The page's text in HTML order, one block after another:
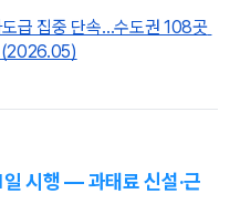
도급 집중 단속…수도권 108곳
(2026.05)
시행 — 과태료 신설·근